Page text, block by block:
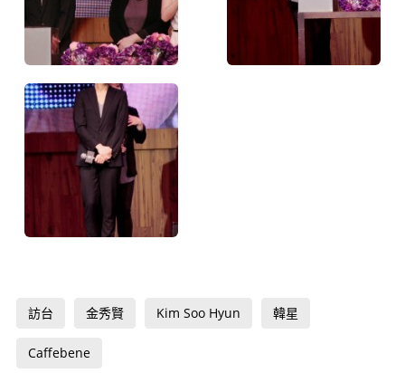
訪台 金秀賢 Kim Soo Hyun 韓星
Caffebene